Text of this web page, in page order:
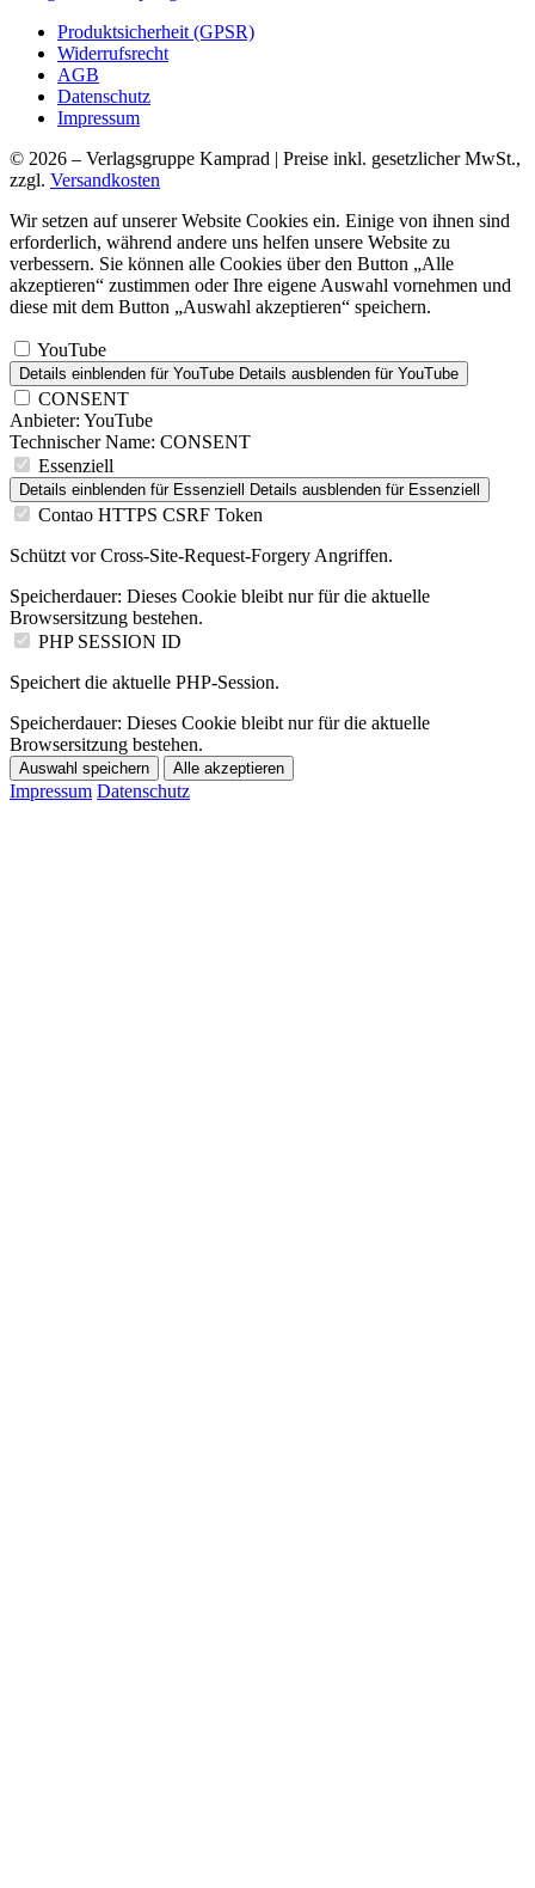
Produktsicherheit (GPSR)
Widerrufsrecht
AGB
Datenschutz
Impressum
© 2026 – Verlagsgruppe Kamprad | Preise inkl. gesetzlicher MwSt.,
zzgl. Versandkosten
Wir setzen auf unserer Website Cookies ein. Einige von ihnen sind
erforderlich, während andere uns helfen unsere Website zu
verbessern. Sie können alle Cookies über den Button „Alle
akzeptieren“ zustimmen oder Ihre eigene Auswahl vornehmen und
diese mit dem Button „Auswahl akzeptieren“ speichern.
YouTube
Details einblenden für YouTube Details ausblenden für YouTube
CONSENT
Anbieter: YouTube
Technischer Name: CONSENT
Essenziell
Details einblenden für Essenziell Details ausblenden für Essenziell
Contao HTTPS CSRF Token
Schützt vor Cross-Site-Request-Forgery Angriffen.
Speicherdauer: Dieses Cookie bleibt nur für die aktuelle
Browsersitzung bestehen.
PHP SESSION ID
Speichert die aktuelle PHP-Session.
Speicherdauer: Dieses Cookie bleibt nur für die aktuelle
Browsersitzung bestehen.
Auswahl speichern Alle akzeptieren
Impressum Datenschutz